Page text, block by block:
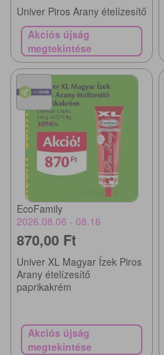
Univer Piros Arany ételízesítő
Akciós újság
megtekintése
EcoFamily
2026.08.06 - 08.16
870,00 Ft
Univer XL Magyar Ízek Piros
Arany ételízesítő
paprikakrém
Akciós újság
megtekintése